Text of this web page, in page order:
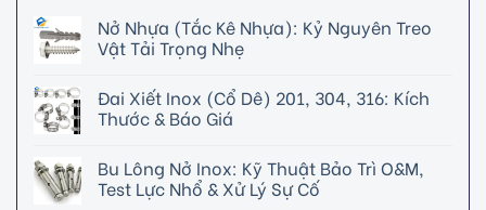
Nở Nhựa (Tắc Kê Nhựa): Kỷ Nguyên Treo
Vật Tải Trọng Nhẹ
Đai Xiết Inox (Cổ Dê) 201, 304, 316: Kích
Thước & Báo Giá
Bu Lông Nở Inox: Kỹ Thuật Bảo Trì O&M,
Test Lực Nhổ & Xử Lý Sự Cố